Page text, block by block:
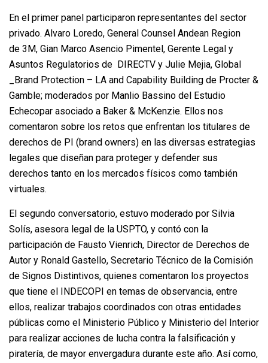
En el primer panel participaron representantes del sector
privado. Alvaro Loredo, General Counsel Andean Region
de 3M, Gian Marco Asencio Pimentel, Gerente Legal y
Asuntos Regulatorios de DIRECTV y Julie Mejia, Global
_Brand Protection – LA and Capability Building de Procter &
Gamble; moderados por Manlio Bassino del Estudio
Echecopar asociado a Baker & McKenzie. Ellos nos
comentaron sobre los retos que enfrentan los titulares de
derechos de PI (brand owners) en las diversas estrategias
legales que diseñan para proteger y defender sus
derechos tanto en los mercados físicos como también
virtuales.
El segundo conversatorio, estuvo moderado por Silvia
Solís, asesora legal de la USPTO, y contó con la
participación de Fausto Vienrich, Director de Derechos de
Autor y Ronald Gastello, Secretario Técnico de la Comisión
de Signos Distintivos, quienes comentaron los proyectos
que tiene el INDECOPI en temas de observancia, entre
ellos, realizar trabajos coordinados con otras entidades
públicas como el Ministerio Público y Ministerio del Interior
para realizar acciones de lucha contra la falsificación y
piratería, de mayor envergadura durante este año. Así como,